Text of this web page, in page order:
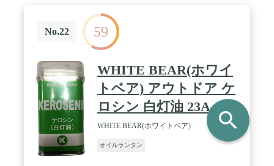
No.22 59
WHITE BEAR(ホワイ
トベア) アウトドア ケ
ロシン 白灯油 23A
WHITE BEAR(ホワイトベア)
オイルランタン
search